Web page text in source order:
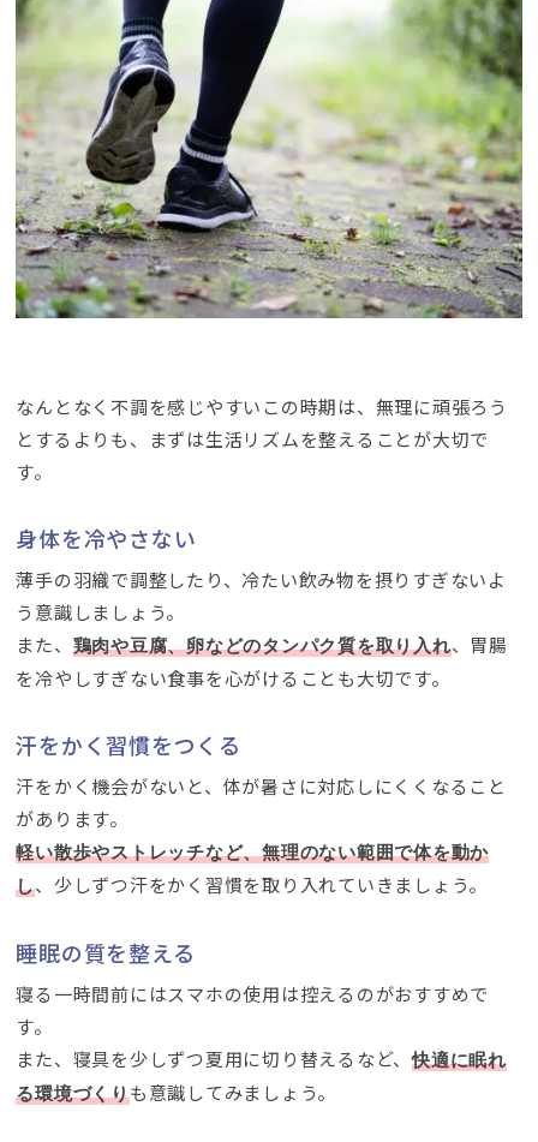
なんとなく不調を感じやすいこの時期は、無理に頑張ろう
とするよりも、まずは生活リズムを整えることが大切で
す。
身体を冷やさない
薄手の羽織で調整したり、冷たい飲み物を摂りすぎないよ
う意識しましょう。
また、 鶏肉や豆腐、卵などのタンパク質を取り入れ、胃腸
を冷やしすぎない食事を心がけることも大切です。
汗をかく習慣をつくる
汗をかく機会がないと、体が暑さに対応しにくくなること
があります。
軽い散歩やストレッチなど、無理のない範囲で体を動か
し、少しずつ汗をかく習慣を取り入れていきましょう。
睡眠の質を整える
寝る一時間前にはスマホの使用は控えるのがおすすめで
す。
また、寝具を少しずつ夏用に切り替えるなど、快適に眠れ
る環境づくりも意識してみましょう。